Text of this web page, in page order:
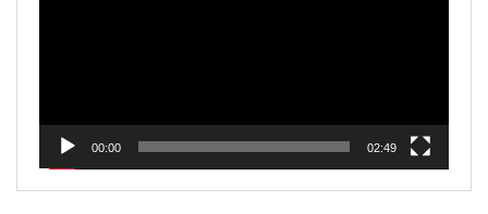
00:00 02:49